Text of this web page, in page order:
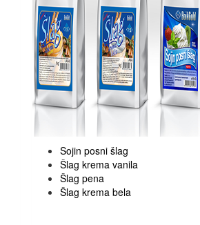
Sojin posni šlag
Šlag krema vanila
Šlag pena
Šlag krema bela